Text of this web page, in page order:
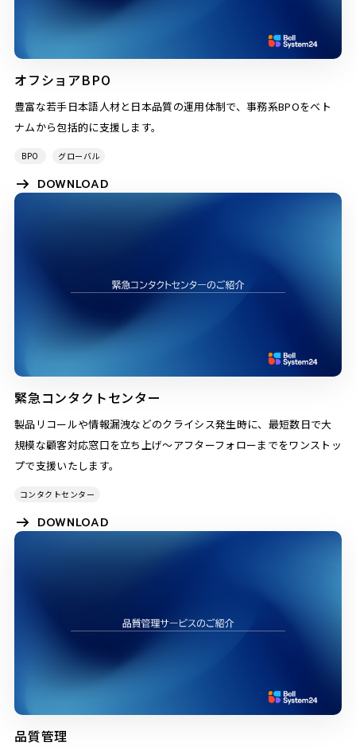
オフショアBPO
豊富な若手日本語人材と日本品質の運用体制で、事務系BPOをベト
ナムから包括的に支援します。
BPO グローバル
DOWNLOAD
緊急コンタクトセンター
製品リコールや情報漏洩などのクライシス発生時に、最短数日で大
規模な顧客対応窓口を立ち上げ～アフターフォローまでをワンストッ
プで支援いたします。
コンタクトセンター
DOWNLOAD
品質管理